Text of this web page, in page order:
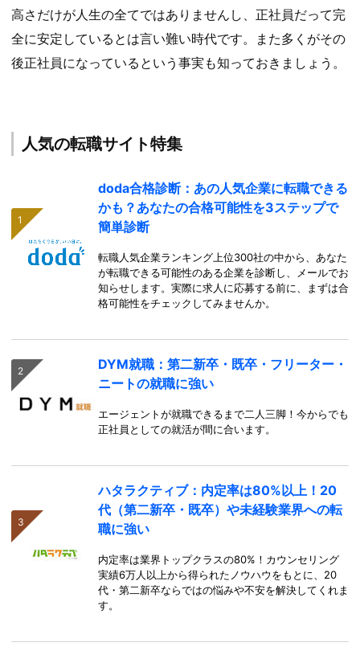
高さだけが人生の全てではありませんし、正社員だって完
全に安定しているとは言い難い時代です。また多くがその
後正社員になっているという事実も知っておきましょう。
人気の転職サイト特集
doda合格診断：あの人気企業に転職できる
かも？あなたの合格可能性を3ステップで
簡単診断
転職人気企業ランキング上位300社の中から、あなた
が転職できる可能性のある企業を診断し、メールでお
知らせします。実際に求人に応募する前に、まずは合
格可能性をチェックしてみませんか。
DYM就職：第二新卒・既卒・フリーター・
ニートの就職に強い
エージェントが就職できるまで二人三脚！今からでも
正社員としての就活が間に合います。
ハタラクティブ：内定率は80%以上！20
代（第二新卒・既卒）や未経験業界への転
職に強い
内定率は業界トップクラスの80%！カウンセリング
実績6万人以上から得られたノウハウをもとに、20
代・第二新卒ならではの悩みや不安を解決してくれま
す。